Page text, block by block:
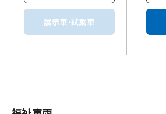
展示車・試乗車